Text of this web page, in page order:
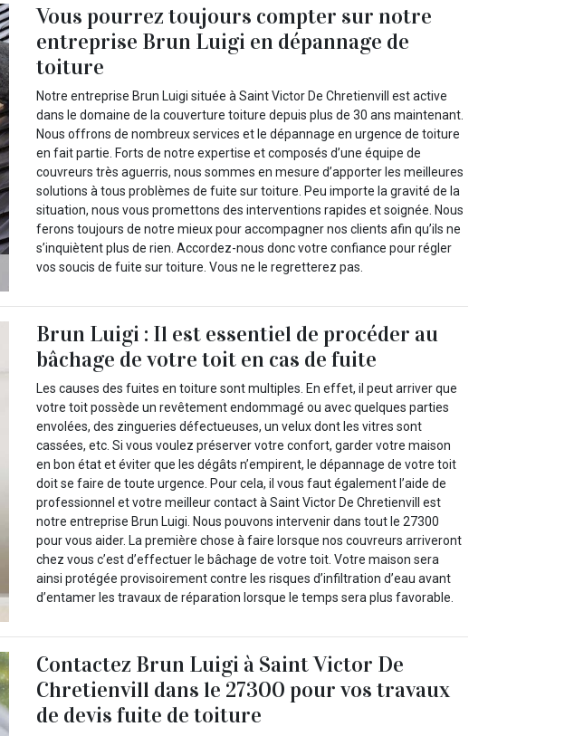
Vous pourrez toujours compter sur notre
entreprise Brun Luigi en dépannage de
toiture
Notre entreprise Brun Luigi située à Saint Victor De Chretienvill est active
dans le domaine de la couverture toiture depuis plus de 30 ans maintenant.
Nous offrons de nombreux services et le dépannage en urgence de toiture
en fait partie. Forts de notre expertise et composés d’une équipe de
couvreurs très aguerris, nous sommes en mesure d’apporter les meilleures
solutions à tous problèmes de fuite sur toiture. Peu importe la gravité de la
situation, nous vous promettons des interventions rapides et soignée. Nous
ferons toujours de notre mieux pour accompagner nos clients afin qu’ils ne
s’inquiètent plus de rien. Accordez-nous donc votre confiance pour régler
vos soucis de fuite sur toiture. Vous ne le regretterez pas.
Brun Luigi : Il est essentiel de procéder au
bâchage de votre toit en cas de fuite
Les causes des fuites en toiture sont multiples. En effet, il peut arriver que
votre toit possède un revêtement endommagé ou avec quelques parties
envolées, des zingueries défectueuses, un velux dont les vitres sont
cassées, etc. Si vous voulez préserver votre confort, garder votre maison
en bon état et éviter que les dégâts n’empirent, le dépannage de votre toit
doit se faire de toute urgence. Pour cela, il vous faut également l’aide de
professionnel et votre meilleur contact à Saint Victor De Chretienvill est
notre entreprise Brun Luigi. Nous pouvons intervenir dans tout le 27300
pour vous aider. La première chose à faire lorsque nos couvreurs arriveront
chez vous c’est d’effectuer le bâchage de votre toit. Votre maison sera
ainsi protégée provisoirement contre les risques d’infiltration d’eau avant
d’entamer les travaux de réparation lorsque le temps sera plus favorable.
Contactez Brun Luigi à Saint Victor De
Chretienvill dans le 27300 pour vos travaux
de devis fuite de toiture